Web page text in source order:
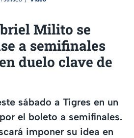
Milito se
a semifinales
duelo clave de
sábado a Tigres en un
el boleto a semifinales.
imponer su idea en